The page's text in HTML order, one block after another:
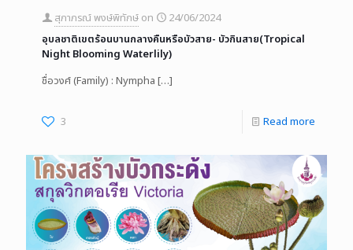
สุภาภรณ์ พงษ์พิทักษ์ on
24/06/2024
อุบลชาติเขตร้อนบานกลางคืนหรือบัวสาย- บัวกินสาย(Tropical
Night Blooming Waterlily)
ชื่อวงศ์ (Family) : Nympha […]
3 Read more